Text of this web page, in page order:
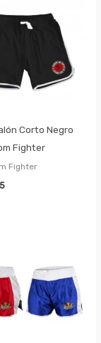
Corto Negro
Fighter
Fighter